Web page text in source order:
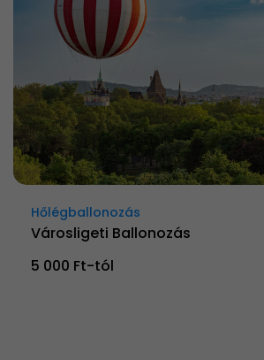
Hőlégballonozás
Városligeti Ballonozás
5 000 Ft-tól